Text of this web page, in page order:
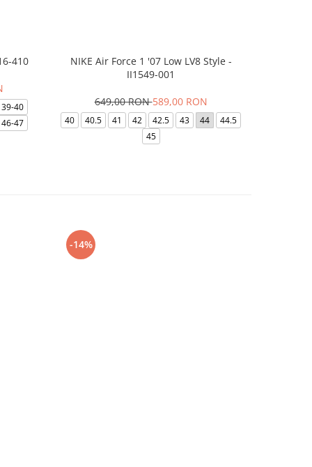
410
39-40
46-47
NIKE Air Force 1 '07 Low LV8 Style -
II1549-001
649,00 RON589,00 RON
40 40.5 41 42 42.5 43 44
44.5
45
-14%